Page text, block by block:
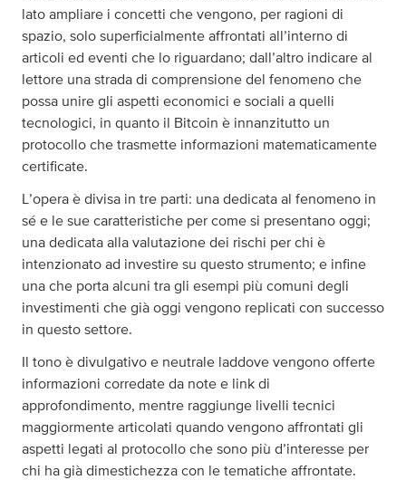
lato ampliare i concetti che vengono, per ragioni di
spazio, solo superficialmente affrontati all’interno di
articoli ed eventi che lo riguardano; dall’altro indicare al
lettore una strada di comprensione del fenomeno che
possa unire gli aspetti economici e sociali a quelli
tecnologici, in quanto il Bitcoin è innanzitutto un
protocollo che trasmette informazioni matematicamente
certificate.
L’opera è divisa in tre parti: una dedicata al fenomeno in
sé e le sue caratteristiche per come si presentano oggi;
una dedicata alla valutazione dei rischi per chi è
intenzionato ad investire su questo strumento; e infine
una che porta alcuni tra gli esempi più comuni degli
investimenti che già oggi vengono replicati con successo
in questo settore.
Il tono è divulgativo e neutrale laddove vengono offerte
informazioni corredate da note e link di
approfondimento, mentre raggiunge livelli tecnici
maggiormente articolati quando vengono affrontati gli
aspetti legati al protocollo che sono più d’interesse per
chi ha già dimestichezza con le tematiche affrontate.